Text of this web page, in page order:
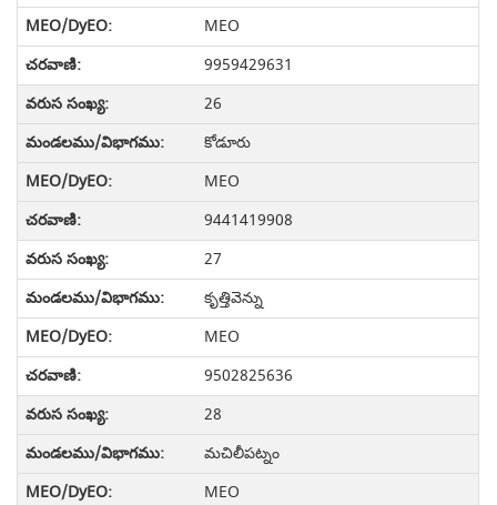
MEO
9959429631
26
కోడూరు
MEO
9441419908
27
కృత్తివెన్ను
MEO
9502825636
28
మచిలీపట్నం
MEO